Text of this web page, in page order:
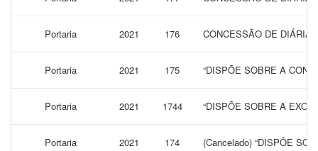
Portaria 2021 176 CONCESSÃO DE
Portaria 2021 175 “DISPÕE SOBRE A
Portaria 2021 1744 “DISPÕE SOBRE A
Portaria 2021 174 (Cancelado) “DISPÕE